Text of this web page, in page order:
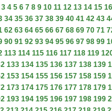
3 4 5 6 7 8 9 10 11 12 13 14 15 16
34 35 36 37 38 39 40 41 42 43
62 63 64 65 66 67 68 69 70 71
90 91 92 93 94 95 96 97 98 99
113 114 115 116 117 118 119
133 134 135 136 137 138 139
153 154 155 156 157 158 159
173 174 175 176 177 178 179
193 194 195 196 197 198 199